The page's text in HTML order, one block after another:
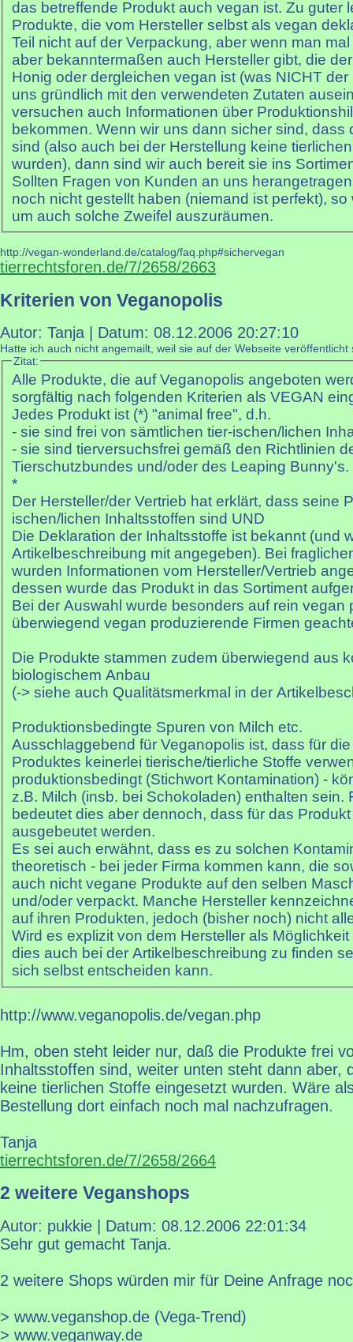
das betreffende Produkt auch vegan ist. Zu guter
Produkte, die vom Hersteller selbst als vegan
Teil nicht auf der Verpackung, aber wenn man
aber bekanntermaßen auch Hersteller gibt, die
Honig oder dergleichen vegan ist (was NICHT der
uns gründlich mit den verwendeten Zutaten
versuchen auch Informationen über
bekommen. Wenn wir uns dann sicher sind, dass
sind (also auch bei der Herstellung keine
wurden), dann sind wir auch bereit sie ins
Sollten Fragen von Kunden an uns
noch nicht gestellt haben (niemand ist perfekt), so
um auch solche Zweifel auszuräumen.
http://vegan-wonderland.de/catalog/faq.php#sichervegan
tierrechtsforen.de/7/2658/2663
Kriterien von Veganopolis
Autor: Tanja | Datum: 08.12.2006 20:27:10
Hatte ich auch nicht angemailt, weil sie auf der Webseite veröffentlicht
Zitat:
Alle Produkte, die auf Veganopolis angeboten
sorgfältig nach folgenden Kriterien als VEGAN
Jedes Produkt ist (*) "animal free", d.h.
- sie sind frei von sämtlichen tier-ischen/lichen
- sie sind tierversuchsfrei gemäß den Richtlinien
Tierschutzbundes und/oder des Leaping Bunny's.
*
Der Hersteller/der Vertrieb hat erklärt, dass seine
ischen/lichen Inhaltsstoffen sind UND
Die Deklaration der Inhaltsstoffe ist bekannt (und
Artikelbeschreibung mit angegeben). Bei
wurden Informationen vom Hersteller/Vertrieb
dessen wurde das Produkt in das Sortiment
Bei der Auswahl wurde besonders auf rein vegan
überwiegend vegan produzierende Firmen
Die Produkte stammen zudem überwiegend aus
biologischem Anbau
(-> siehe auch Qualitätsmerkmal in der
Produktionsbedingte Spuren von Milch etc.
Ausschlaggebend für Veganopolis ist, dass für
Produktes keinerlei tierische/tierliche Stoffe
produktionsbedingt (Stichwort Kontamination) -
z.B. Milch (insb. bei Schokoladen) enthalten sein.
bedeutet dies aber dennoch, dass für das
ausgebeutet werden.
Es sei auch erwähnt, dass es zu solchen
theoretisch - bei jeder Firma kommen kann, die
auch nicht vegane Produkte auf den selben
und/oder verpackt. Manche Hersteller
auf ihren Produkten, jedoch (bisher noch) nicht
Wird es explizit von dem Hersteller als
dies auch bei der Artikelbeschreibung zu finden
sich selbst entscheiden kann.
http://www.veganopolis.de/vegan.php
Hm, oben steht leider nur, daß die Produkte frei
Inhaltsstoffen sind, weiter unten steht dann aber,
keine tierlichen Stoffe eingesetzt wurden. Wäre
Bestellung dort einfach noch mal nachzufragen.
Tanja
tierrechtsforen.de/7/2658/2664
2 weitere Veganshops
Autor: pukkie | Datum: 08.12.2006 22:01:34
Sehr gut gemacht Tanja.
2 weitere Shops würden mir für Deine Anfrage
> www.veganshop.de (Vega-Trend)
> www.veganway.de